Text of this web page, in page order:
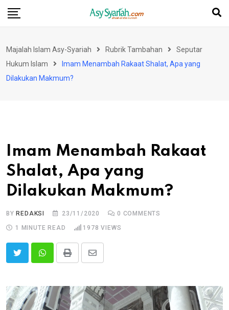
Skip
Majalah Islam Asy-Syariah Rubrik Tambahan
Seputar
Hukum Islam
Imam Menambah Rakaat Shalat, Apa yang
Dilakukan Makmum?
Imam Menambah Rakaat
Shalat, Apa yang
Dilakukan Makmum?
BYREDAKSI 23/11/2020 0 COMMENTS
1 MINUTE READ
1978 VIEWS
Print
Share
Email